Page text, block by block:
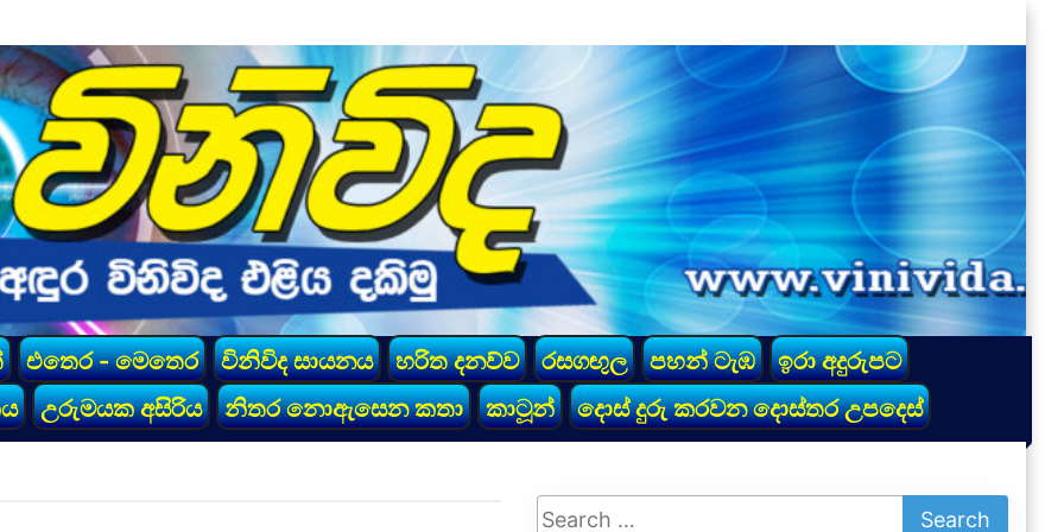
එතෙර - මෙතෙර විනිවිද සායනය හරිත දනව්ව රසගඟුල පහන් ටැඹ
ඉරා අදුරුපට
උරුමයක අසිරිය නිතර නොඇසෙන කතා කාටූන් දොස් දුරු කරවන දොස්තර උපදෙස්